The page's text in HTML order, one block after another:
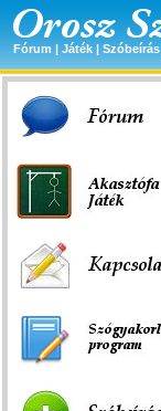
Fórum | Játék | Szóbeírás